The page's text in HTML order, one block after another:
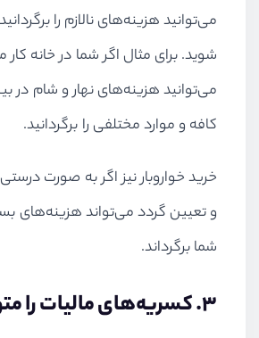
می‌توانید هزینه‌های نالازم را
شوید. برای مثال اگر شما در خانه کار
می‌توانید هزینه‌های نهار و شام در
کافه و موارد مختلفی را برگردانید.
خرید خواروبار نیز اگر به صورت
و تعیین گردد می‌تواند هزینه‌های
شما برگرداند.
۳. کسریه‌های مالیات را متوجه شوید